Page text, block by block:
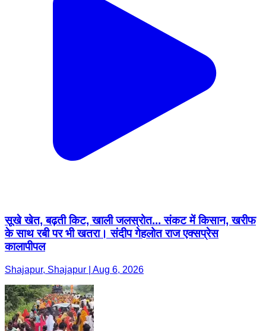
सूखे खेत, बढ़ती किट, खाली जलस्रोत... संकट में किसान, खरीफ
के साथ रबी पर भी खतरा। संदीप गेहलोत राज एक्सप्रेस
कालापीपल
Shajapur, Shajapur | Aug 6, 2026